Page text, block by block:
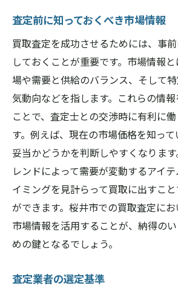
査定前に知っておくべき市場情報
買取査定を成功させるためには、事
しておくことが重要です。市場情報
場や需要と供給のバランス、そして
気動向などを指します。これらの情
ことで、査定士との交渉時に有利に
す。例えば、現在の市場価格を知っ
妥当かどうかを判断しやすくなりま
レンドによって需要が変動するアイ
イミングを見計らって買取に出すこ
ができます。桜井市での買取査定に
市場情報を活用することが、納得の
めの鍵となるでしょう。
査定業者の選定基準